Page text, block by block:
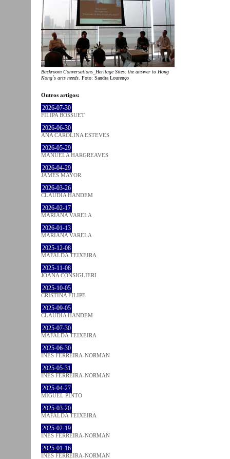
Backroom Conversations_Heritage Sites: the answer to Hong
Kong`s arts needs . Foto: Sandra Lourenço
Outros artigos:
2026-07-30
FILIPA BOSSUET
2026-06-30
ANA CAROLINA ESTEVES
2026-05-29
MANUELA HARGREAVES
2026-04-29
JAMES MAYOR
2026-03-26
CLÁUDIA HANDEM
2026-02-17
MARIANA VARELA
2026-01-13
MARIANA VARELA
2025-12-08
MAFALDA TEIXEIRA
2025-11-08
JOANA CONSIGLIERI
2025-10-05
CRISTINA FILIPE
2025-09-05
CLÁUDIA HANDEM
2025-07-30
MAFALDA TEIXEIRA
2025-06-30
INÊS FERREIRA-NORMAN
2025-05-31
INÊS FERREIRA-NORMAN
2025-04-27
MIGUEL PINTO
2025-03-20
MAFALDA TEIXEIRA
2025-02-19
INÊS FERREIRA-NORMAN
2025-01-16
INÊS FERREIRA-NORMAN